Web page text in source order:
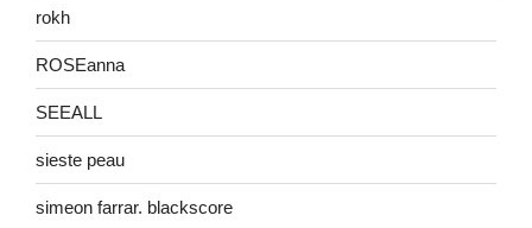
rokh
ROSEanna
SEEALL
sieste peau
simeon farrar. blackscore